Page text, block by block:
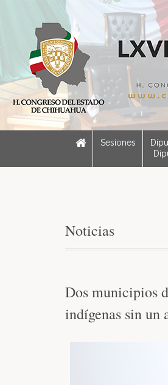
Sesiones
Noticias
Dos municipios
indígenas sin un